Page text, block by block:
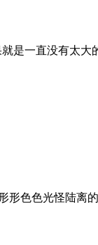
是一直没有太
形色色光怪陆离